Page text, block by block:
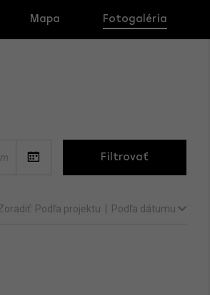
Mapa Fotogaléria
Filtrovať
Podľa projektu Podľa dátumu